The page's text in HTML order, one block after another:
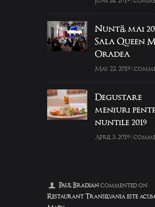
Nuntă, mai
Sala Queen
Oradea
May 22, 2019
Degustare
meniuri
nuntile 2019
April 3, 2019
Paul Bradiancommented on
Restaurant Transilvania este